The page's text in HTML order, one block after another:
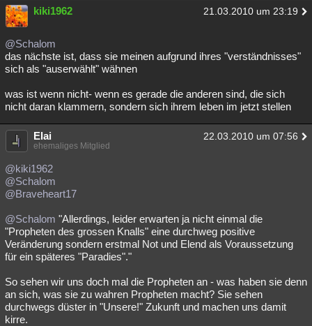
kiki1962 21.03.2010 um 23:19
@Schalom
das nächste ist, dass sie meinen aufgrund ihres "verständnisses"
sich als "auserwählt" wähnen
was ist wenn nicht- wenn es gerade die anderen sind, die sich
nicht daran klammern, sondern sich ihrem leben im jetzt stellen
Elai 22.03.2010 um 07:56
ehemaliges Mitglied
@kiki1962
@Schalom
@Braveheart17
@Schalom "Allerdings, leider erwarten ja nicht einmal die
"Propheten des grossen Knalls" eine durchweg positive
Veränderung sondern erstmal Not und Elend als Voraussetzung
für ein späteres "Paradies"."
So sehen wir uns doch mal die Propheten an - was haben sie denn
an sich, was sie zu wahren Propheten macht? Sie sehen
durchwegs düster in "Unsere!" Zukunft und machen uns damit
kirre.